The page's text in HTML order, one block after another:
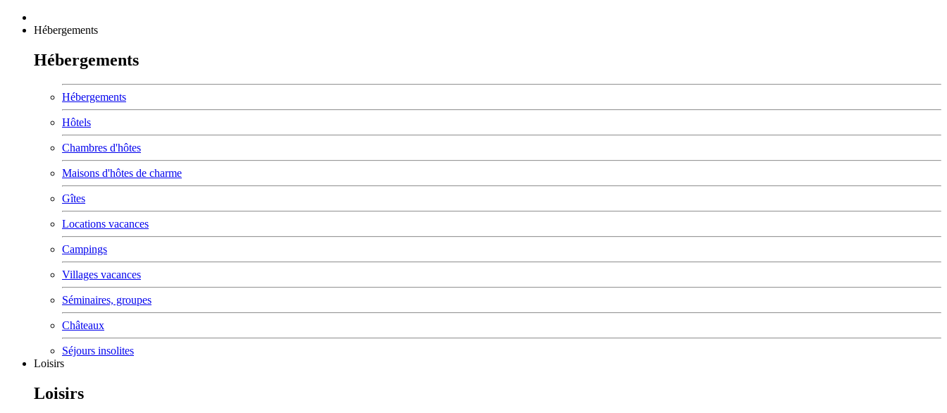
Hébergements
Hébergements
Hébergements
Hôtels
Chambres d'hôtes
Maisons d'hôtes de charme
Gîtes
Locations vacances
Campings
Villages vacances
Séminaires, groupes
Châteaux
Séjours insolites
Loisirs
Loisirs